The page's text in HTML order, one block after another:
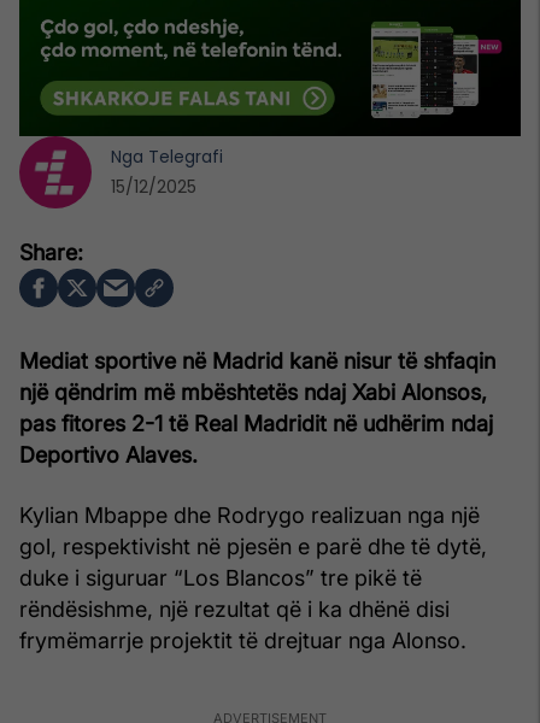
Mediat sportive në Madrid kanë nisur të shfaqin
një qëndrim më mbështetës ndaj Xabi Alonsos,
pas fitores 2-1 të Real Madridit në udhërim ndaj
Deportivo Alaves.
Kylian Mbappe dhe Rodrygo realizuan nga një
gol, respektivisht në pjesën e parë dhe të dytë,
duke i siguruar “Los Blancos” tre pikë të
rëndësishme, një rezultat që i ka dhënë disi
frymëmarrje projektit të drejtuar nga Alonso.
Nga Telegrafi
15/12/2025